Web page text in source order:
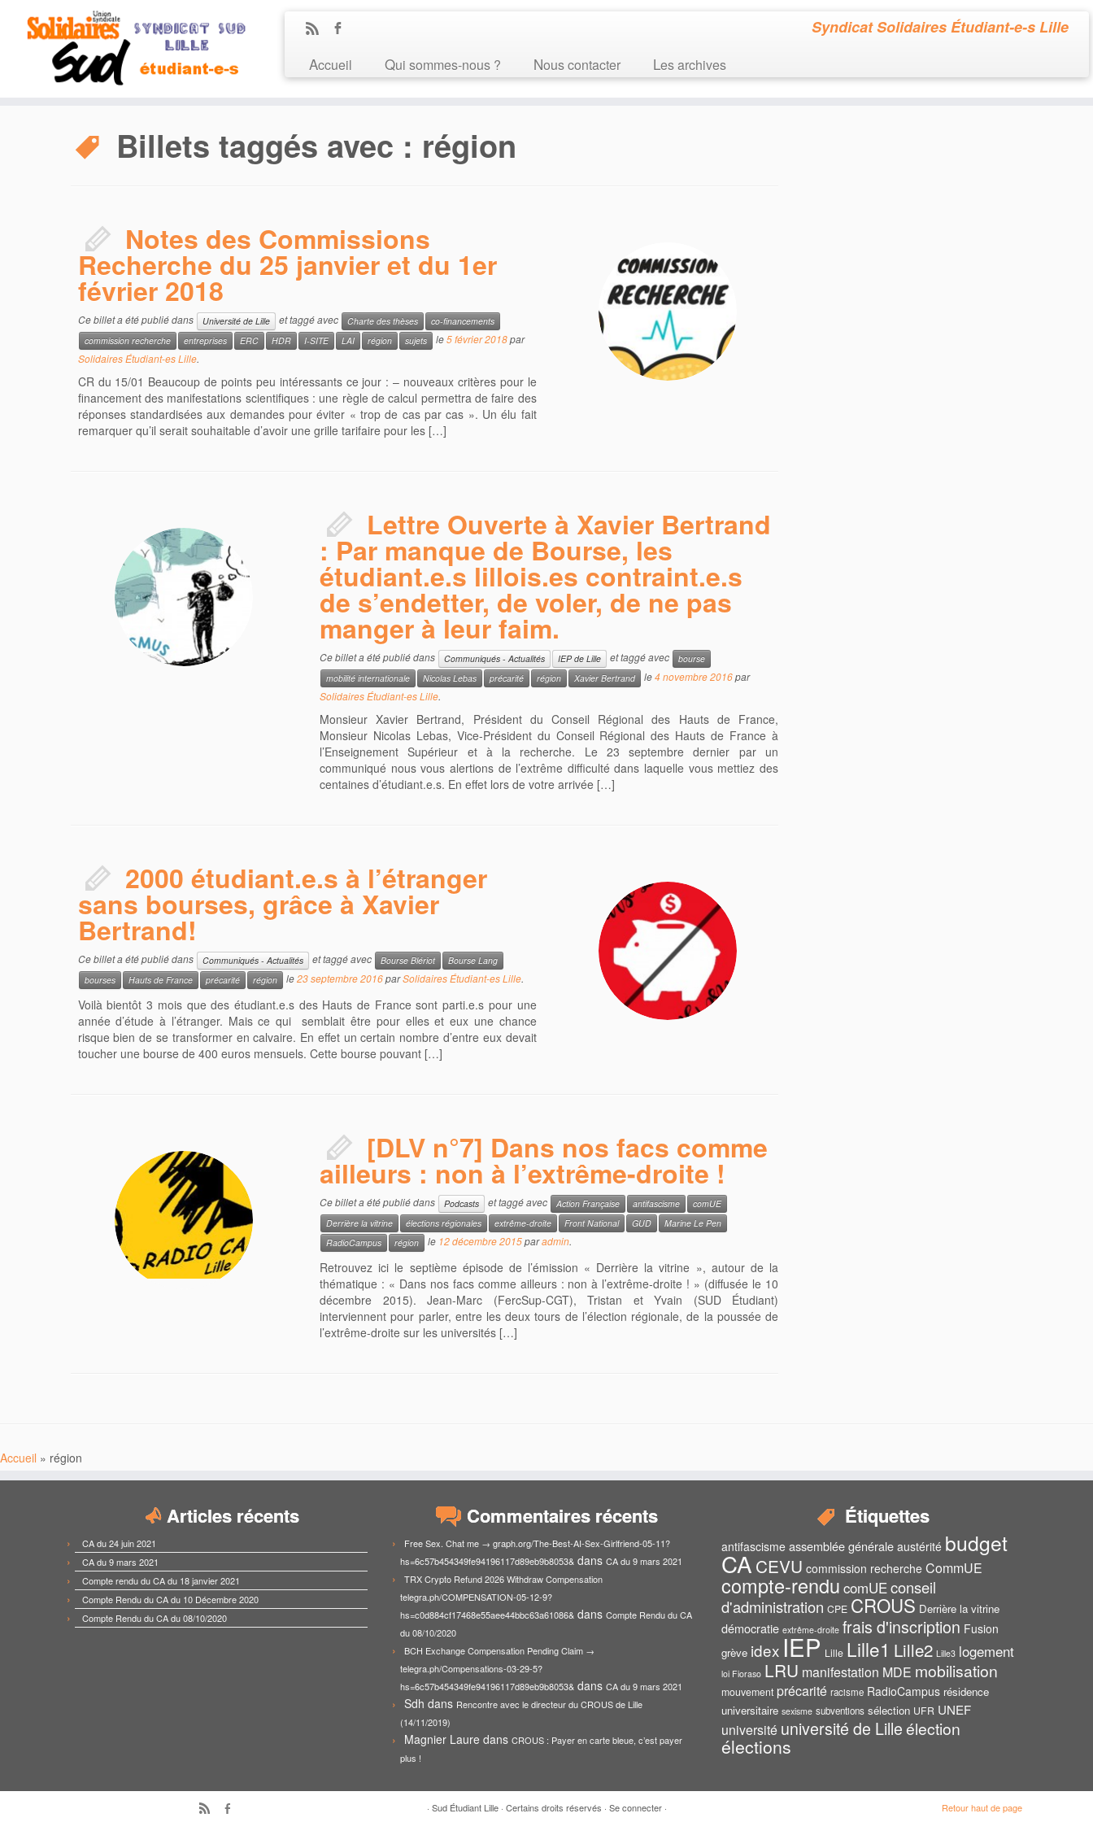
Syndicat Solidaires Étudiant-e-s Lille
Accueil Qui sommes-nous ? Nous contacter Les archives
Billets taggés avec : région
Notes des Commissions
Recherche du 25 janvier et du 1er
février 2018
Ce billet a été publié dans Université de Lille et taggé avec Charte des thèses
co-financements
commission recherche
entreprises ERC HDR I-SITE LAI région sujets le5 février 2018par
Solidaires Étudiant-es Lille.
CR du 15/01 Beaucoup de points peu intéressants ce jour : – nouveaux critères pour le
financement des manifestations scientifiques : une règle de calcul permettra de faire des
réponses standardisées aux demandes pour éviter « trop de cas par cas ». Un élu fait
remarquer qu’il serait souhaitable d’avoir une grille tarifaire pour les […]
Lettre Ouverte à Xavier Bertrand
: Par manque de Bourse, les
étudiant.e.s lillois.es contraint.e.s
de s’endetter, de voler, de ne pas
manger à leur faim.
Ce billet a été publié dans Communiqués - Actualités IEP de Lille et taggé avec
bourse
mobilité internationale
Nicolas Lebas précarité région Xavier Bertrand le4 novembre 2016par
Solidaires Étudiant-es Lille.
Monsieur Xavier Bertrand, Président du Conseil Régional des Hauts de France,
Monsieur Nicolas Lebas, Vice-Président du Conseil Régional des Hauts de France à
l’Enseignement Supérieur et à la recherche. Le 23 septembre dernier par un
communiqué nous vous alertions de l’extrême difficulté dans laquelle vous mettiez des
centaines d’étudiant.e.s. En effet lors de votre arrivée […]
2000 étudiant.e.s à l’étranger
sans bourses, grâce à Xavier
Bertrand!
Ce billet a été publié dans Communiqués - Actualités et taggé avec Bourse Blériot
Bourse Lang
bourses
Hauts de France précarité région le23 septembre 2016parSolidaires Étudiant-es Lille.
Voilà bientôt 3 mois que des étudiant.e.s des Hauts de France sont parti.e.s pour une
année d’étude à l’étranger. Mais ce qui semblait être pour elles et eux une chance
risque bien de se transformer en calvaire. En effet un certain nombre d’entre eux devait
toucher une bourse de 400 euros mensuels. Cette bourse pouvant […]
[DLV n°7] Dans nos facs comme
ailleurs : non à l’extrême-droite !
Ce billet a été publié dans Podcasts et taggé avec Action Française antifascisme
comUE
Derrière la vitrine
élections régionales extrême-droite Front National GUD
Marine Le Pen
RadioCampus
région le 12 décembre 2015paradmin.
Retrouvez ici le septième épisode de l’émission « Derrière la vitrine », autour de la
thématique : « Dans nos facs comme ailleurs : non à l’extrême-droite ! » (diffusée le 10
décembre 2015). Jean-Marc (FercSup-CGT), Tristan et Yvain (SUD Étudiant)
interviennent pour parler, entre les deux tours de l’élection régionale, de la poussée de
l’extrême-droite sur les universités […]
Accueil » région
Articles récents
CA du 24 juin 2021
CA du 9 mars 2021
Compte rendu du CA du 18 janvier 2021
Compte Rendu du CA du 10 Décembre 2020
Compte Rendu du CA du 08/10/2020
Commentaires récents
Free Sex. Chat me → graph.org/The-Best-AI-Sex-Girlfriend-05-11?
hs=6c57b454349fe94196117d89eb9b8053& dans CA du 9 mars 2021
TRX Crypto Refund 2026 Withdraw Compensation
telegra.ph/COMPENSATION-05-12-9?
hs=c0d884cf17468e55aee44bbc63a61086& dans Compte Rendu du CA
du 08/10/2020
BCH Exchange Compensation Pending Claim →
telegra.ph/Compensations-03-29-5?
hs=6c57b454349fe94196117d89eb9b8053& dans CA du 9 mars 2021
Sdh dans Rencontre avec le directeur du CROUS de Lille
(14/11/2019)
Magnier Laure dans CROUS : Payer en carte bleue, c’est payer
plus !
Étiquettes
antifascisme assemblée générale austérité budget
CA CEVU commission recherche CommUE
compte-rendu comUEconseil
d'administration CPE CROUS Derrière la vitrine
démocratie extrême-droite frais d'inscription Fusion
grève idex IEP Lille Lille1 Lille2 Lille3 logement
loi Fioraso LRU manifestation MDE mobilisation
mouvement précarité racisme RadioCampus résidence
universitaire sexisme subventions sélection UFR UNEF
université université de Lilleélection
élections
· Sud Étudiant Lille· Certains droits réservés · Se connecter· Retour haut de page